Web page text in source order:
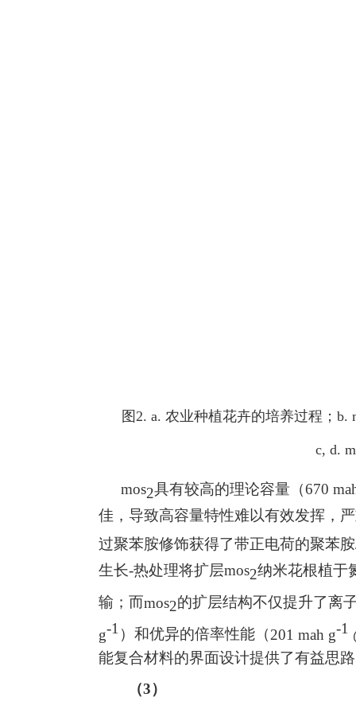
图 2. a. 农业种植花卉的培养过程； b.
c, d.
mos2具有较高的理论容量（670
佳，导致高容量特性难以有效发挥，
过聚苯胺修饰获得了带正电荷的聚苯胺
生长-热处理将扩层mos2纳米花根植于
输；而mos2的扩层结构不仅提升了离
g-1）和优异的倍率性能（201 mah g-1
能复合材料的界面设计提供了有益思
（3）